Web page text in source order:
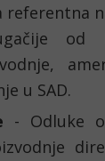
referentna
od
u SAD.
- Odluke